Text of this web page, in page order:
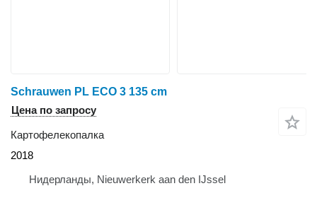
Schrauwen PL ECO 3 135 cm
Цена по запросу
Картофелекопалка
2018
Нидерланды, Nieuwerkerk aan den IJssel